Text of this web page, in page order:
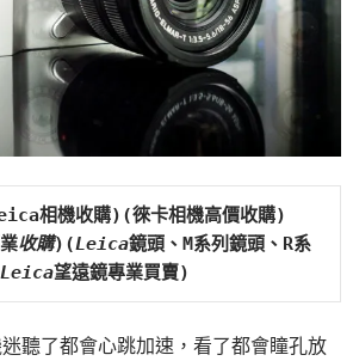
相機收購)(徠卡相機高價收購)
收購)(Leica鏡頭、M系列鏡頭、R系
Leica望遠鏡專業買賣)
聽了都會心跳加速，看了都會瞳孔放